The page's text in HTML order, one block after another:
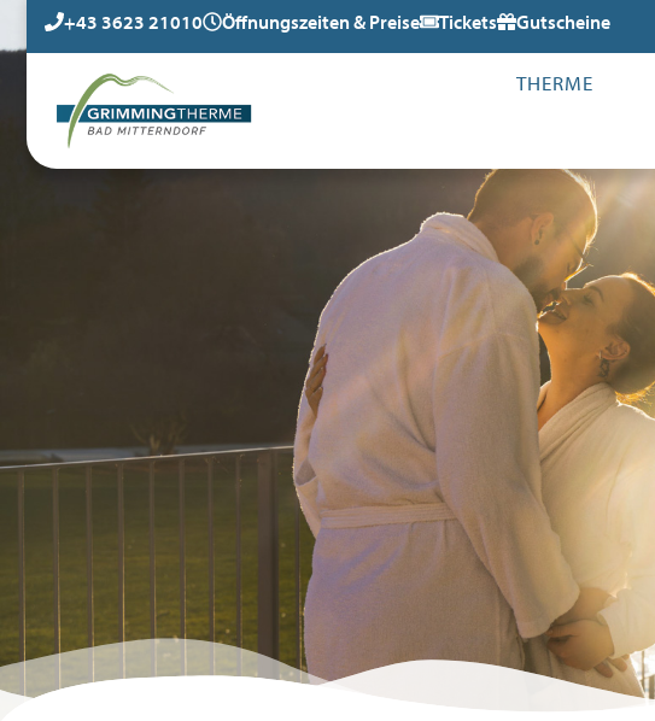
+43 3623 21010 Öffnungszeiten & Preise Tickets Gutscheine
THERME